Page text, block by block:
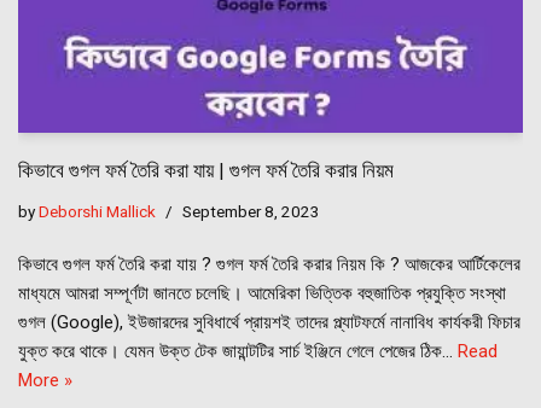
কিভাবে গুগল ফর্ম তৈরি করা যায় | গুগল ফর্ম তৈরি করার নিয়ম
byDeborshi Mallick September 8, 2023
কিভাবে গুগল ফর্ম তৈরি করা যায় ? গুগল ফর্ম তৈরি করার নিয়ম কি ? আজকের আর্টিকেলের
মাধ্যমে আমরা সম্পূর্ণটা জানতে চলেছি। আমেরিকা ভিত্তিক বহুজাতিক প্রযুক্তি সংস্থা
গুগল (Google), ইউজারদের সুবিধার্থে প্রায়শই তাদের প্ল্যাটফর্মে নানাবিধ কার্যকরী ফিচার
যুক্ত করে থাকে। যেমন উক্ত টেক জায়ান্টটির সার্চ ইঞ্জিনে গেলে পেজের ঠিক… Read
More »